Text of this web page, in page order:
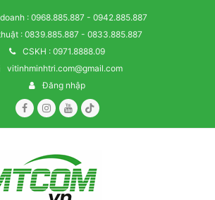
: 0968.885.887 - 0942.885.887
: 0839.885.887 - 0833.885.887
CSKH : 0971.8888.09
vitinhminhtri.com@gmail.com
Đăng nhập
FacebookInstagram
YoutubeTiktok